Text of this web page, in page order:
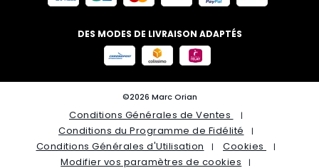
DES MODES DE LIVRAISON ADAPTÉS
©2026 Marc Orian
Conditions Générales de Ventes
Conditions du Programme de Fidélité
Conditions Générales d'Utilisation
Cookies
Modifier vos paramètres de cookies